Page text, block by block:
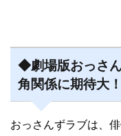
◆劇場版おっさ
角関係に期待大！
おっさんずラブは、